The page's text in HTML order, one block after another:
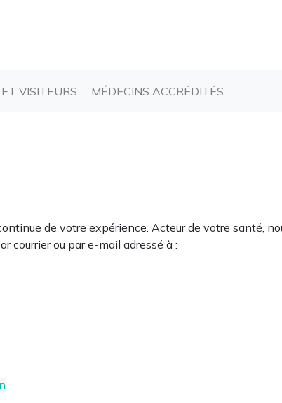
VISITEURS (CURRENT)
MÉDECINS ACCRÉDITÉS
de votre expérience. Acteur de votre santé,
courrier ou par e-mail adressé à :